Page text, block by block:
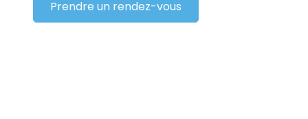
Prendre un rendez-vous